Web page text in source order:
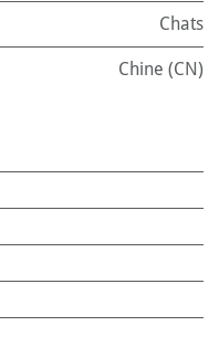
Chats
Chine (CN)